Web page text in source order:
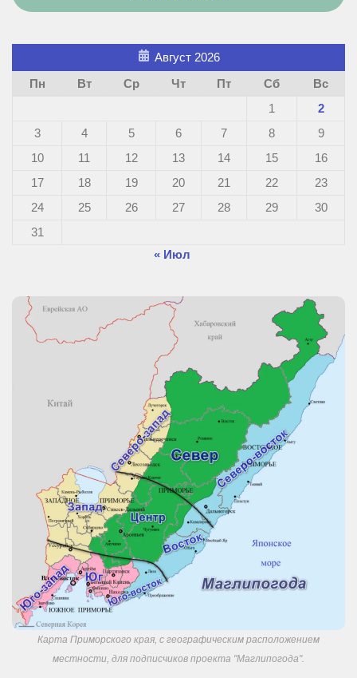
Август 2026
Пн
Вт Ср Чт Пт Сб
Вс
1
2
3
4 5 6 7 8
9
10
11 12 13 14 15
16
17
18 19 20 21 22
23
24
25 26 27 28 29
30
31
« Июл
Карта Приморского края, с географическим расположением
местности, для подписчиков проекта "Маглипогода".